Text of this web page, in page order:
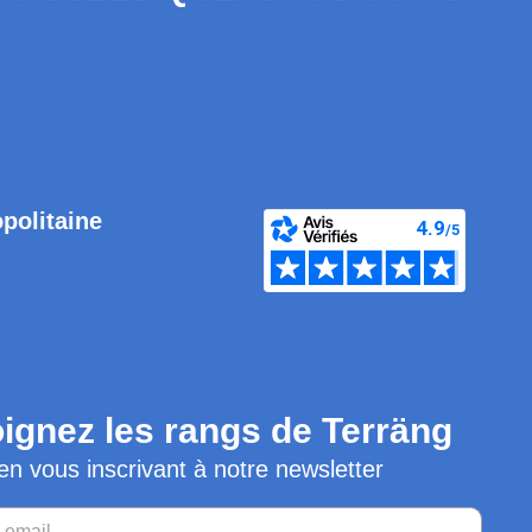
les rangs de Terräng
vous inscrivant à notre newsletter